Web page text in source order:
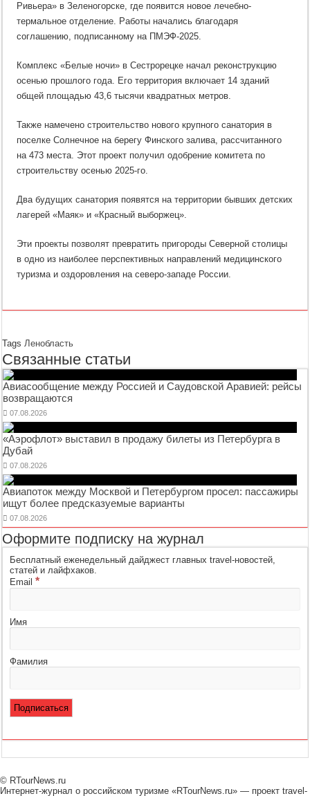
Ривьера» в Зеленогорске, где появится новое лечебно-
термальное отделение. Работы начались благодаря
соглашению, подписанному на ПМЭФ-2025.
Комплекс «Белые ночи» в Сестрорецке начал реконструкцию
осенью прошлого года. Его территория включает 14 зданий
общей площадью 43,6 тысячи квадратных метров.
Также намечено строительство нового крупного санатория в
поселке Солнечное на берегу Финского залива, рассчитанного
на 473 места. Этот проект получил одобрение комитета по
строительству осенью 2025-го.
Два будущих санатория появятся на территории бывших детских
лагерей «Маяк» и «Красный выборжец».
Эти проекты позволят превратить пригороды Северной столицы
в одно из наиболее перспективных направлений медицинского
туризма и оздоровления на северо-западе России.
TagsЛенобласть
Связанные статьи
Авиасообщение между Россией и Саудовской Аравией: рейсы
возвращаются
07.08.2026
«Аэрофлот» выставил в продажу билеты из Петербурга в
Дубай
07.08.2026
Авиапоток между Москвой и Петербургом просел: пассажиры
ищут более предсказуемые варианты
07.08.2026
Оформите подписку на журнал
Бесплатный еженедельный дайджест главных travel-новостей,
статей и лайфхаков.
Email*
Имя
Фамилия
© RTourNews.ru
Интернет-журнал о российском туризме «RTourNews.ru» — проект travel-